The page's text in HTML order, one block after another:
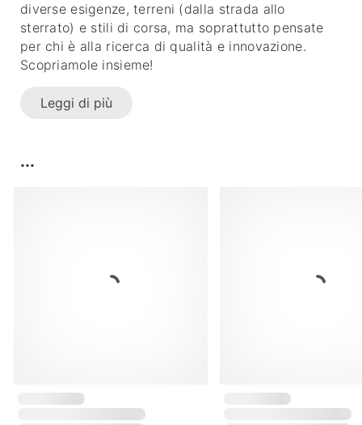
diverse esigenze, terreni (dalla strada allo
sterrato) e stili di corsa, ma soprattutto pensate
per chi è alla ricerca di qualità e innovazione.
Scopriamole insieme!
Leggi di più
...